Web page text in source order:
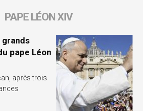
PAPE LÉON XIV
grands
pape Léon
après trois